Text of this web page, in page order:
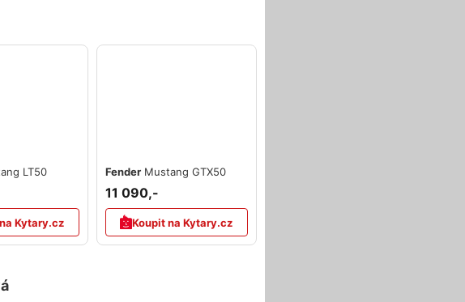
LT50
Kytary.cz
Fender Mustang GTX50
11 090,-
Koupit na Kytary.cz